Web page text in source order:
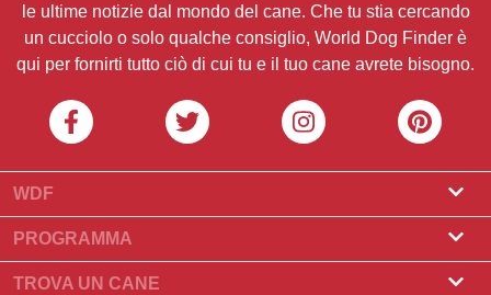
le ultime notizie dal mondo del cane. Che tu stia cercando
un cucciolo o solo qualche consiglio, World Dog Finder è
qui per fornirti tutto ciò di cui tu e il tuo cane avrete bisogno.
WDF
Riguardo a noi
Cos'è World Dog Finder
PROGRAMMA
Programma Allevatore
TROVA UN CANE